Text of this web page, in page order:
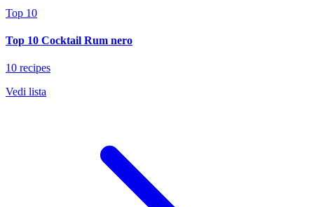
Top 10
Top 10 Cocktail Rum nero
10 recipes
Vedi lista